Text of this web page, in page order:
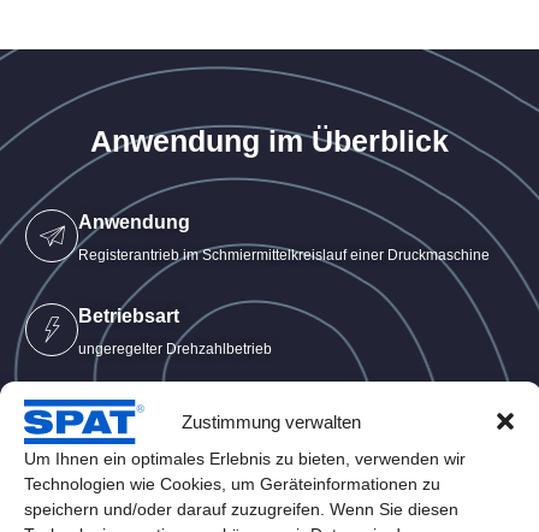
Zustimmung verwalten
Um Ihnen ein optimales Erlebnis zu bieten, verwenden wir
Technologien wie Cookies, um Geräteinformationen zu
speichern und/oder darauf zuzugreifen. Wenn Sie diesen
Anwendung im Überblick
Anwendung
Registerantrieb im Schmier­mittel­kreislauf einer Druckmaschine
Betriebsart
ungeregelter Drehzahlbetrieb
Systemkomponenten
Gleichstrommotor SDC42 mit Planeten­getriebe SPG32
Schnittstelle